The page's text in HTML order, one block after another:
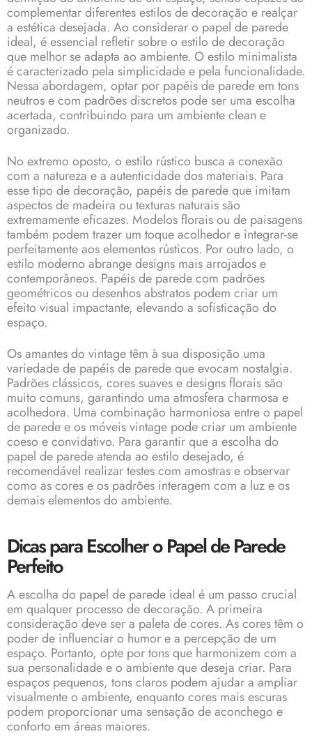
complementar diferentes estilos de decoração e realçar
a estética desejada. Ao considerar o papel de parede
ideal, é essencial refletir sobre o estilo de decoração
que melhor se adapta ao ambiente. O estilo minimalista
é caracterizado pela simplicidade e pela funcionalidade.
Nessa abordagem, optar por papéis de parede em tons
neutros e com padrões discretos pode ser uma escolha
acertada, contribuindo para um ambiente clean e
organizado.
No extremo oposto, o estilo rústico busca a conexão
com a natureza e a autenticidade dos materiais. Para
esse tipo de decoração, papéis de parede que imitam
aspectos de madeira ou texturas naturais são
extremamente eficazes. Modelos florais ou de paisagens
também podem trazer um toque acolhedor e integrar-se
perfeitamente aos elementos rústicos. Por outro lado, o
estilo moderno abrange designs mais arrojados e
contemporâneos. Papéis de parede com padrões
geométricos ou desenhos abstratos podem criar um
efeito visual impactante, elevando a sofisticação do
espaço.
Os amantes do vintage têm à sua disposição uma
variedade de papéis de parede que evocam nostalgia.
Padrões clássicos, cores suaves e designs florais são
muito comuns, garantindo uma atmosfera charmosa e
acolhedora. Uma combinação harmoniosa entre o papel
de parede e os móveis vintage pode criar um ambiente
coeso e convidativo. Para garantir que a escolha do
papel de parede atenda ao estilo desejado, é
recomendável realizar testes com amostras e observar
como as cores e os padrões interagem com a luz e os
demais elementos do ambiente.
Dicas para Escolher o Papel de Parede
Perfeito
A escolha do papel de parede ideal é um passo crucial
em qualquer processo de decoração. A primeira
consideração deve ser a paleta de cores. As cores têm o
poder de influenciar o humor e a percepção de um
espaço. Portanto, opte por tons que harmonizem com a
sua personalidade e o ambiente que deseja criar. Para
espaços pequenos, tons claros podem ajudar a ampliar
visualmente o ambiente, enquanto cores mais escuras
podem proporcionar uma sensação de aconchego e
conforto em áreas maiores.